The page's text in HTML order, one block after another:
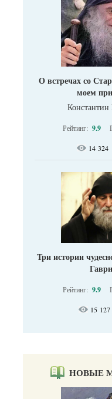
О встречах со
моем
Константин
Рейтинг: 9.9
14 324
Три истории
Рейтинг: 9.9
15 127
НОВЫЕ